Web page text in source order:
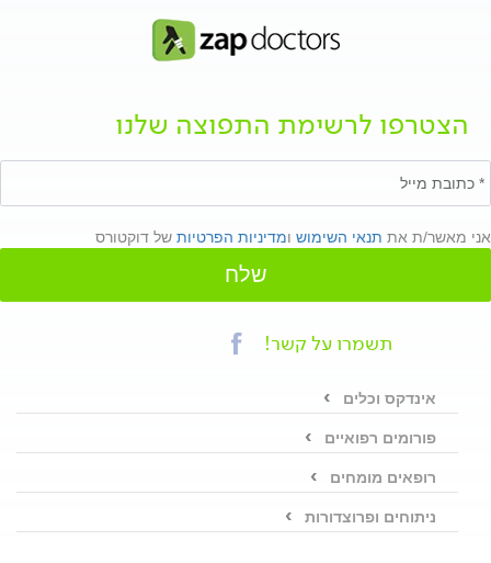
הצטרפו לרשימת התפוצה שלנו
אני מאשר/ת את תנאי השימוש ומדיניות הפרטיות של דוקטורס
שלח
תשמרו על קשר!
אינדקס וכלים
פורומים רפואיים
רופאים מומחים
ניתוחים ופרוצדורות